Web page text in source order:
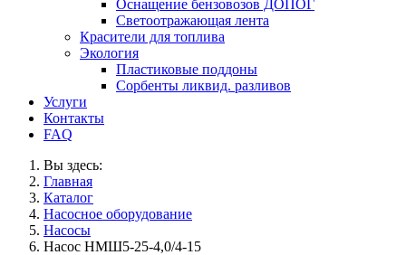
Оснащение бензовозов ДОПОГ
Светоотражающая лента
Красители для топлива
Экология
Пластиковые поддоны
Сорбенты ликвид. разливов
Услуги
Контакты
FAQ
Вы здесь:
Главная
Каталог
Насосное оборудование
Насосы
Насос НМШ5-25-4,0/4-15